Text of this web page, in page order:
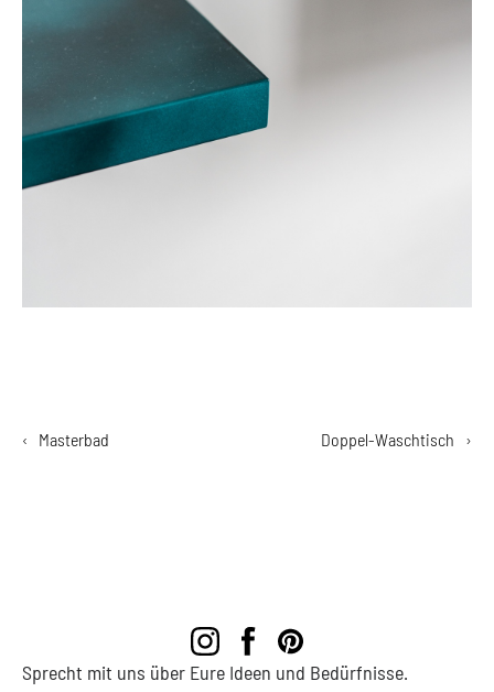
‹ Masterbad ›
Doppel-Waschtisch
Sprecht mit uns über Eure Ideen und Bedürfnisse.